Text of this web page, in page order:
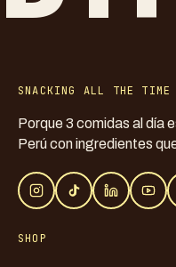
SNACKING ALL THE TIME
Porque 3 comidas al día
Perú con ingredientes
SHOP